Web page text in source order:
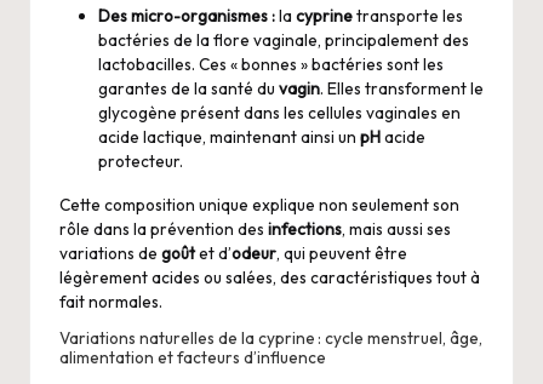
Des micro-organismes :la cyprinetransporte les
bactéries de la flore vaginale, principalement des
lactobacilles. Ces « bonnes » bactéries sont les
garantes de la santé du vagin. Elles transforment le
glycogène présent dans les cellules vaginales en
acide lactique, maintenant ainsi un pHacide
protecteur.
Cette composition unique explique non seulement son
rôle dans la prévention des infections, mais aussi ses
variations de goûtet d’odeur, qui peuvent être
légèrement acides ou salées, des caractéristiques tout à
fait normales.
Variations naturelles de la cyprine : cycle menstruel, âge,
alimentation et facteurs d’influence